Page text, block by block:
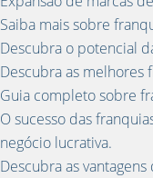
Saiba mais sobre
Descubra o potencial
Descubra as melhores
Guia completo sobre
O sucesso das
negócio lucrativa.
Descubra as